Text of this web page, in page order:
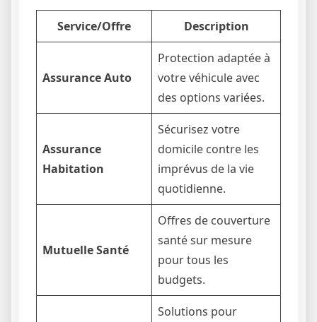
Service/Offre Description
Assurance Auto
Protection adaptée à
votre véhicule avec
des options variées.
Assurance
Habitation
Sécurisez votre
domicile contre les
imprévus de la vie
quotidienne.
Mutuelle Santé
Offres de couverture
santé sur mesure
pour tous les
budgets.
Solutions pour